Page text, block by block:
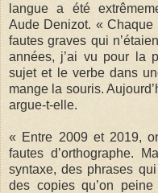
langue a été
Aude Denizot. «
fautes graves qui
années, j’ai vu pour la
sujet et le verbe dans
mange la souris.
argue-t-elle.
« Entre 2009 et 2019,
fautes d’orthographe.
syntaxe, des phrases
des copies qu’on